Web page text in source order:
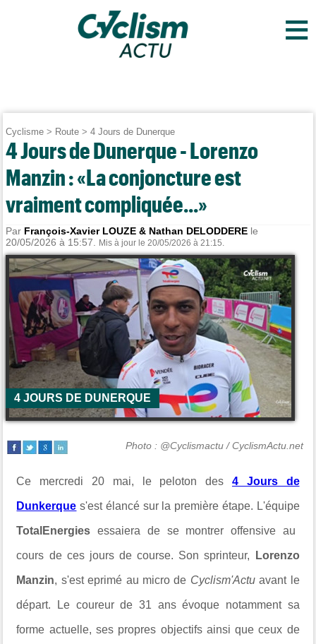
≡
Cyclisme > Route >4 Jours de Dunerque
4 Jours de Dunerque - Lorenzo
Manzin : «La conjoncture est
vraiment compliquée...»
Par François-Xavier LOUZE & Nathan DELODDERE le
20/05/2026 à 15:57.
Mis à jour le 20/05/2026 à 21:15.
4 JOURS DE DUNERQUE
Photo : @Cyclismactu / CyclismActu.net
Ce mercredi 20 mai, le peloton des 4 Jours de
Dunkerque s'est élancé sur la première étape. L'équipe
TotalEnergies essaiera de se montrer offensive au
cours de ces jours de course. Son sprinteur, Lorenzo
Manzin, s'est eprimé au micro de Cyclism'Actuavant le
départ. Le coureur de 31 ans évoque notamment sa
forme actuelle, ses propres objectifs ainsi que ceux de